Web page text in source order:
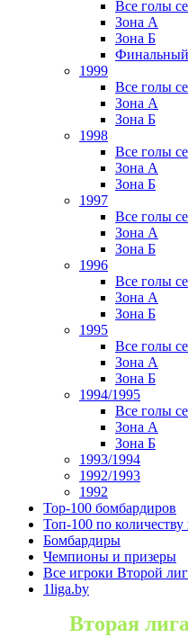
Все голы
Зона А
Зона Б
1999
Все голы
Зона А
Зона Б
1998
Все голы
Зона А
Зона Б
1997
Все голы
Зона А
Зона Б
1996
Все голы
Зона А
Зона Б
1995
Все голы
Зона А
Зона Б
1994/1995
Все голы
Зона А
Зона Б
1993/1994
1992/1993
1992
Top-100 бомбардиров
Топ-100 по количеству
Бомбардиры
Чемпионы и призеры
Все игроки Второй
1liga.by
Вторая